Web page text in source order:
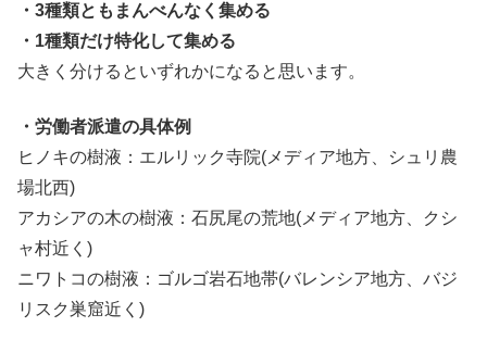
・3種類ともまんべんなく集める
・1種類だけ特化して集める
大きく分けるといずれかになると思います。
・労働者派遣の具体例
ヒノキの樹液：エルリック寺院(メディア地方、シュリ農
場北西)
アカシアの木の樹液：石尻尾の荒地(メディア地方、クシ
ャ村近く)
ニワトコの樹液：ゴルゴ岩石地帯(バレンシア地方、バジ
リスク巣窟近く)